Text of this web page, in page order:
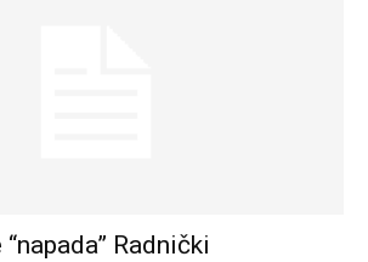
Radnički